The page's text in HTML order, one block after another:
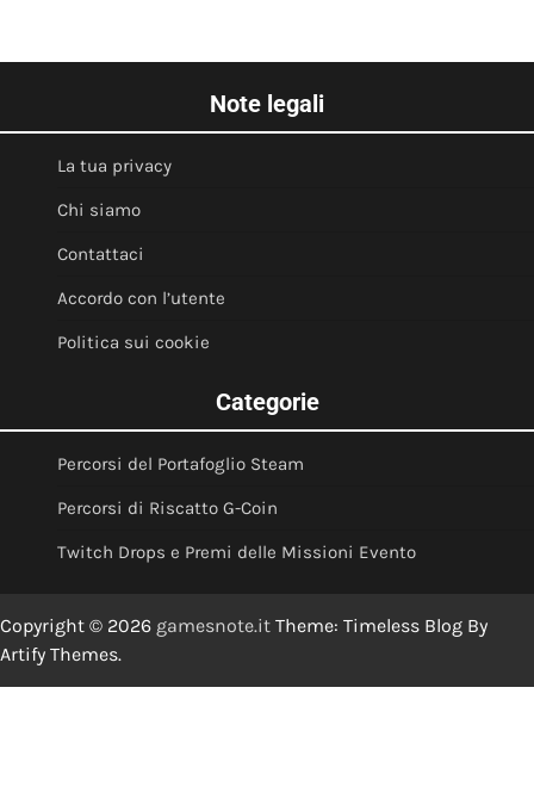
Note legali
La tua privacy
Chi siamo
Contattaci
Accordo con l’utente
Politica sui cookie
Categorie
Percorsi del Portafoglio Steam
Percorsi di Riscatto G-Coin
Twitch Drops e Premi delle Missioni Evento
Copyright © 2026 gamesnote.it Theme: Timeless Blog By
Artify Themes.